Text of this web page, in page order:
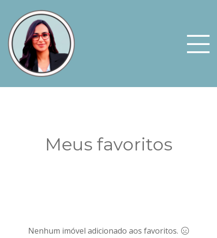
Meus favoritos
Nenhum imóvel adicionado aos favoritos.